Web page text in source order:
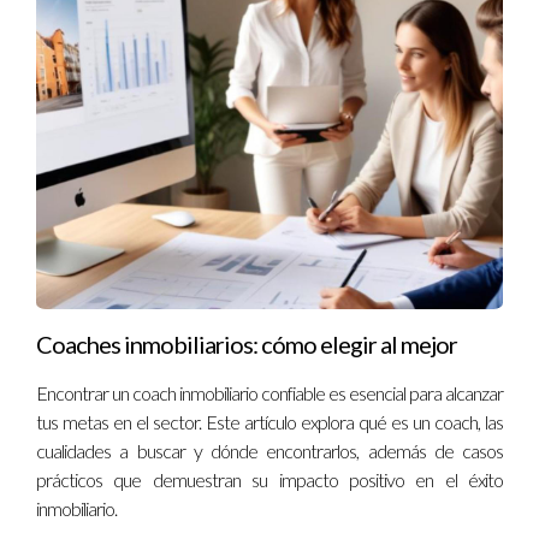
Ejemplo 3: Tesla
El programa de referidos de Tesla no solo ofrece incentivos
monetarios, sino que también da la oportunidad de ganar
productos exclusivos, creando un sentido de exclusividad y
pertenencia que atrae a nuevos clientes.
“El poder de un referido radica en la confianza y la
conexión emocional que establece entre
Preguntas Frecuentes
¿Qué es un programa de referidos?
Un programa de referidos es una estrategia de marketing que
Coaches inmobiliarios: cómo elegir al mejor
Encontrar un coach inmobiliario confiable es esencial para alcanzar
tus metas en el sector. Este artículo explora qué es un coach, las
cualidades a buscar y dónde encontrarlos, además de casos
prácticos que demuestran su impacto positivo en el éxito
inmobiliario.